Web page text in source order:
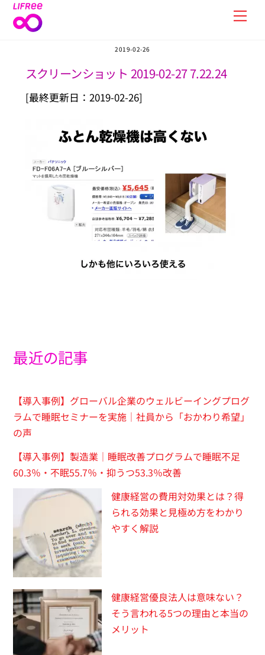
Skip
2019-02-26
スクリーンショット 2019-02-27 7.22.24
[最終更新日：2019-02-26]
最近の記事
【導入事例】グローバル企業のウェルビーイングプログ
ラムで睡眠セミナーを実施｜社員から「おかわり希望」
の声
【導入事例】製造業｜睡眠改善プログラムで睡眠不足
60.3％・不眠55.7％・抑うつ53.3％改善
健康経営の費用対効果とは？得
られる効果と見極め方をわかり
やすく解説
健康経営優良法人は意味ない？
そう言われる5つの理由と本当の
メリット